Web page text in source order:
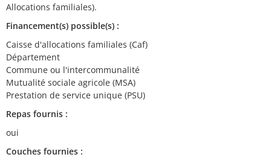
Allocations familiales).
Financement(s) possible(s) :
Caisse d'allocations familiales (Caf)
Département
Commune ou l'intercommunalité
Mutualité sociale agricole (MSA)
Prestation de service unique (PSU)
Repas fournis :
oui
Couches fournies :